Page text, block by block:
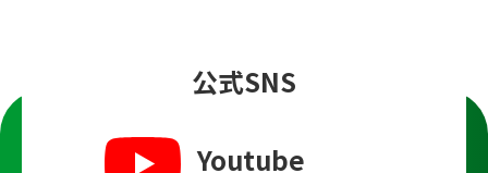
公式SNS
Youtube